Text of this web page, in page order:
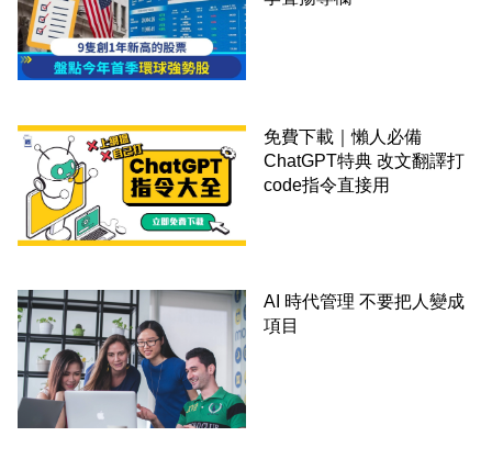
免費下載｜懶人必備
ChatGPT特典 改文翻譯打
code指令直接用
AI 時代管理 不要把人變成
項目